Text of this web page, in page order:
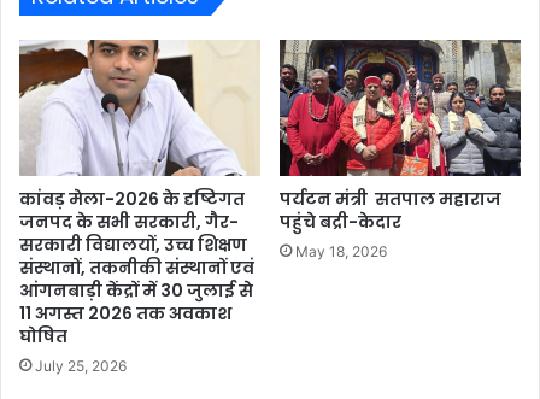
कांवड़ मेला-2026 के दृष्टिगत
जनपद के सभी सरकारी, गैर-
सरकारी विद्यालयों, उच्च शिक्षण
संस्थानों, तकनीकी संस्थानों एवं
आंगनबाड़ी केंद्रों में 30 जुलाई से
11 अगस्त 2026 तक अवकाश
घोषित
July 25, 2026
पर्यटन मंत्री सतपाल महाराज
पहुंचे बद्री-केदार
May 18, 2026